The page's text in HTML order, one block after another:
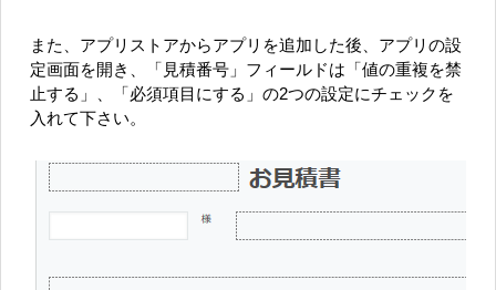
また、アプリストアからアプリを追加した後、アプリの設
定画面を開き、「見積番号」フィールドは「値の重複を禁
止する」、「必須項目にする」の2つの設定にチェックを
入れて下さい。